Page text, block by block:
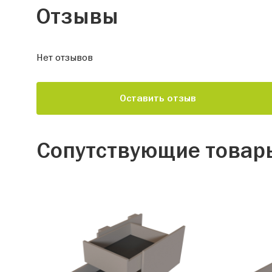
Отзывы
Нет отзывов
Оставить отзыв
Сопутствующие